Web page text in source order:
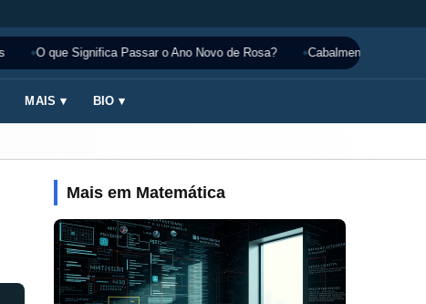
O que Significa Passar o Ano Novo de Rosa? Cabalmente
MAIS ▾ BIO ▾
Mais em Matemática